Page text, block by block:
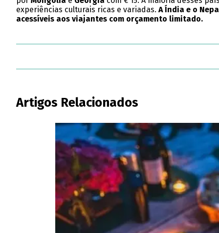
experiências culturais ricas e variadas. A Índia e o
acessíveis aos viajantes com orçamento limitado.
Artigos Relacionados